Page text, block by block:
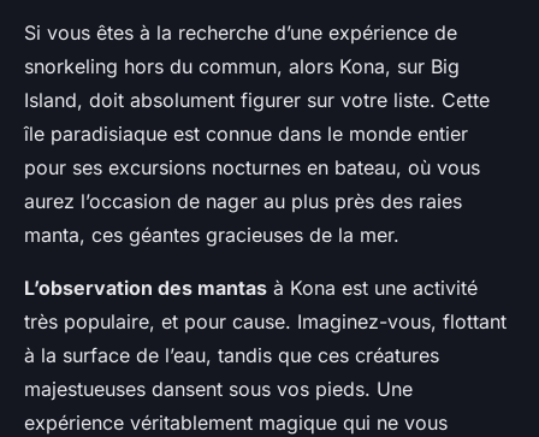
Si vous êtes à la recherche d’une expérience de
snorkeling hors du commun, alors Kona, sur Big
Island, doit absolument figurer sur votre liste. Cette
île paradisiaque est connue dans le monde entier
pour ses excursions nocturnes en bateau, où vous
aurez l’occasion de nager au plus près des raies
manta, ces géantes gracieuses de la mer.
L’observation des mantas à Kona est une activité
très populaire, et pour cause. Imaginez-vous, flottant
à la surface de l’eau, tandis que ces créatures
majestueuses dansent sous vos pieds. Une
expérience véritablement magique qui ne vous